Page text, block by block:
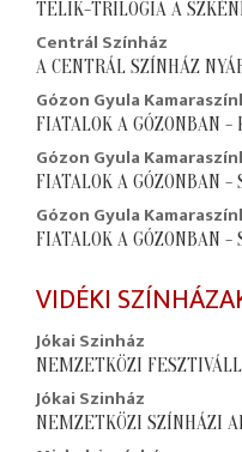
TELIK-TRILÓGIA A
Centrál Színház
Gózon Gyula
FIATALOK A GÓZONBAN -
Gózon Gyula
FIATALOK A GÓZONBAN
Gózon Gyula
FIATALOK A GÓZONBAN -
VIDÉKI
Jókai Szinház
Jókai Szinház